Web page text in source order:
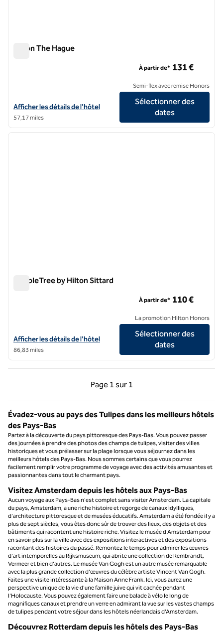
Hilton The Hague
Afficher les détails de l'hôtel Hilton The Hague
Afficher les détails de l'hôtel
57,17 miles
À partir de* 131 €
Semi-flex avec remise Honors
Sélectionner des
dates
1/11
1 sur 11
DoubleTree by Hilton Sittard
Afficher les détails de l'hôtel DoubleTree by Hilton Sittard
Afficher les détails de l'hôtel
86,83 miles
À partir de* 110 €
La promotion Hilton Honors
Sélectionner des
dates
Page 1 sur 1
Page précédente, 1 sur 1
Page 1 sur 1
Évadez-vous au pays des Tulipes dans les meilleurs hôtels
des Pays-Bas
Partez à la découverte du pays pittoresque des Pays-Bas. Vous pouvez passer
des journées à prendre des photos des champs de tulipes, visiter des villes
historiques et vous prélasser sur la plage lorsque vous séjournez dans les
meilleurs hôtels des Pays-Bas. Nous sommes certains que vous pourrez
facilement remplir votre programme de voyage avec des activités amusantes et
passionnantes dans tout le charmant pays.
Visitez Amsterdam depuis les hôtels aux Pays-Bas
Aucun voyage aux Pays-Bas n'est complet sans visiter Amsterdam. La capitale
du pays, Amsterdam, a une riche histoire et regorge de canaux idylliques,
d'architecture pittoresque et de musées éducatifs. Amsterdam a été fondée il y a
plus de sept siècles, vous êtes donc sûr de trouver des lieux, des objets et des
bâtiments qui racontent une histoire riche. Visitez le musée d'Amsterdam pour
en savoir plus sur la ville avec des expositions interactives et des expositions
racontant des histoires du passé. Remontez le temps pour admirer les œuvres
d'art intemporelles au Rijksmuseum, qui abrite une collection de Rembrandt,
Vermeer et bien d'autres. Le musée Van Gogh est un autre musée remarquable
avec la plus grande collection d'œuvres du célèbre artiste Vincent Van Gogh.
Faites une visite intéressante à la Maison Anne Frank. Ici, vous aurez une
perspective unique de la vie d'une famille juive qui vit cachée pendant
l'Holocauste. Vous pouvez également faire une balade à vélo le long de
magnifiques canaux et prendre un verre en admirant la vue sur les vastes champs
de tulipes pendant votre séjour dans les hôtels néerlandais d'Amsterdam.
Découvrez Rotterdam depuis les hôtels des Pays-Bas